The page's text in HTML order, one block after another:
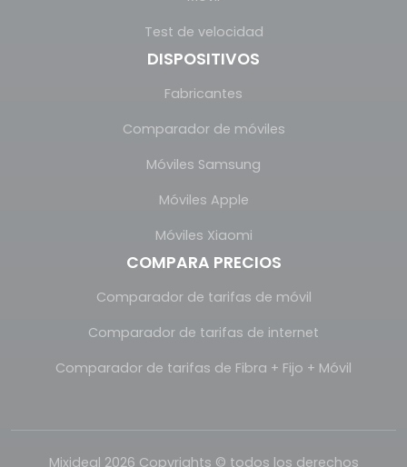
Test de velocidad
DISPOSITIVOS
Fabricantes
Comparador de móviles
Móviles Samsung
Móviles Apple
Móviles Xiaomi
COMPARA PRECIOS
Comparador de tarifas de móvil
Comparador de tarifas de internet
Comparador de tarifas de Fibra + Fijo + Móvil
Mixideal 2026 Copyrights © todos los derechos